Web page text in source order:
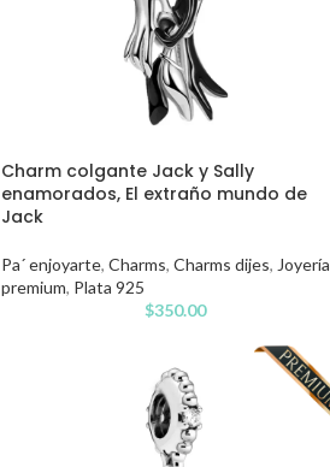
Charm colgante Jack y Sally
enamorados, El extraño mundo de
Jack
Pa´ enjoyarte, Charms, Charms dijes, Joyería
premium, Plata 925
$350.00